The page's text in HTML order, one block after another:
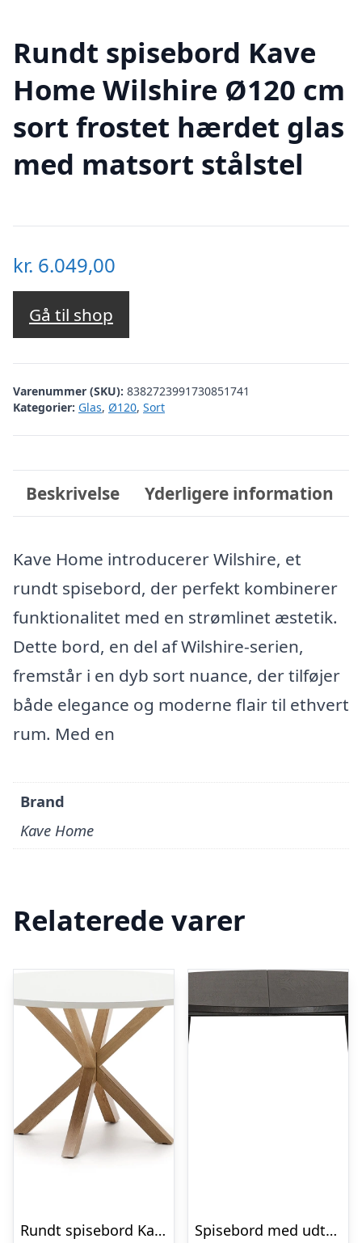
Rundt spisebord Kave
Home Wilshire Ø120 cm
sort frostet hærdet glas
med matsort stålstel
kr. 6.049,00
Gå til shop
Varenummer (SKU): 8382723991730851741
Kategorier: Glas, Ø120, Sort
Beskrivelse Yderligere information
Kave Home introducerer Wilshire, et
rundt spisebord, der perfekt kombinerer
funktionalitet med en strømlinet æstetik.
Dette bord, en del af Wilshire-serien,
fremstår i en dyb sort nuance, der tilføjer
både elegance og moderne flair til ethvert
rum. Med en
Brand
Kave Home
Relaterede varer
Rundt spisebord Kave Home Arya Ø120 hvid melamin stålben Spisebord med udtræk WOOOD Exclusive Lange – FSC-eg rund til oval Ø120 – 200 cm sortnat